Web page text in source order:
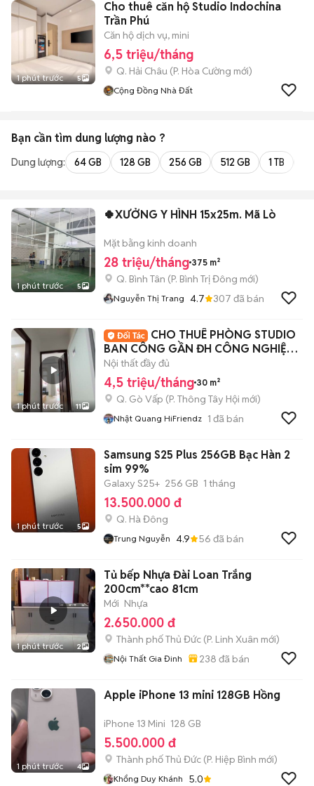
1 phút trước 5
Cho thuê căn hộ Studio Indochina
Trần Phú
Căn hộ dịch vụ, mini
6,5 triệu/tháng
Q. Hải Châu (P. Hòa Cường mới)
Cộng Đồng Nhà Đất
Bạn cần tìm dung lượng nào ?
Dung lượng: 64 GB 128 GB 256 GB 512 GB 1 TB
1 phút trước 5
🍀XƯỞNG Y HÌNH 15x25m. Mã Lò
Mặt bằng kinh doanh
28 triệu/tháng 375 m²
Q. Bình Tân (P. Bình Trị Đông mới)
Nguyễn Thị Trang 4.7 307 đã bán
1 phút trước 11
CHO THUÊ PHÒNG STUDIO
BAN CÔNG GẦN ĐH CÔNG NGHIỆP -
CVPM QUANG TRUNG
Nội thất đầy đủ
4,5 triệu/tháng 30 m²
Q. Gò Vấp (P. Thông Tây Hội mới)
Nhật Quang HiFriendz 1 đã bán
1 phút trước 5
Samsung S25 Plus 256GB Bạc Hàn 2
sim 99%
Galaxy S25+ 256 GB 1 tháng
13.500.000 đ
Q. Hà Đông
Trung Nguyễn 4.9 56 đã bán
1 phút trước 2
Tủ bếp Nhựa Đài Loan Trắng
200cm**cao 81cm
Mới Nhựa
2.650.000 đ
Thành phố Thủ Đức (P. Linh Xuân mới)
Nội Thất Gia Đinh 238 đã bán
1 phút trước 4
Apple iPhone 13 mini 128GB Hồng
iPhone 13 Mini 128 GB
5.500.000 đ
Thành phố Thủ Đức (P. Hiệp Bình mới)
Khổng Duy Khánh 5.0